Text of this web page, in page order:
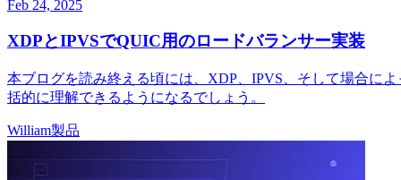
Feb 24, 2025
XDPとIPVSでQUIC用のロードバランサー実装
本ブログを読み終える頃には、XDP、IPVS、そして場合に
括的に理解できるようになるでしょう。
William製品